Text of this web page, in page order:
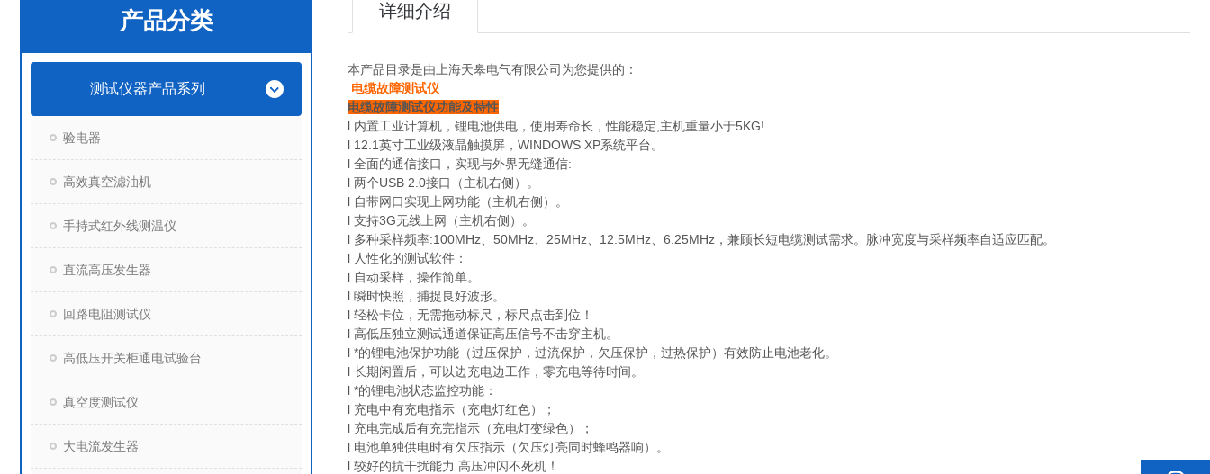
产品分类
测试仪器产品系列
验电器
高效真空滤油机
手持式红外线测温仪
直流高压发生器
回路电阻测试仪
高低压开关柜通电试验台
真空度测试仪
大电流发生器
详细介绍
本产品目录是由上海天皋电气有限公司为您提供的：
电缆故障测试仪
电缆故障测试仪功能及特性
l 内置工业计算机，锂电池供电，使用寿命长，性能稳定,主机重量小于5KG!
l 12.1英寸工业级液晶触摸屏，WINDOWS XP系统平台。
l 全面的通信接口，实现与外界无缝通信:
l 两个USB 2.0接口（主机右侧）。
l 自带网口实现上网功能（主机右侧）。
l 支持3G无线上网（主机右侧）。
l 多种采样频率:100MHz、50MHz、25MHz、12.5MHz、6.25MHz，兼顾长短电缆测试需求。脉冲宽度与采样频率自适应匹配。
l 人性化的测试软件：
l 自动采样，操作简单。
l 瞬时快照，捕捉良好波形。
l 轻松卡位，无需拖动标尺，标尺点击到位！
l 高低压独立测试通道保证高压信号不击穿主机。
l *的锂电池保护功能（过压保护，过流保护，欠压保护，过热保护）有效防止电池老化。
l 长期闲置后，可以边充电边工作，零充电等待时间。
l *的锂电池状态监控功能：
l 充电中有充电指示（充电灯红色）；
l 充电完成后有充完指示（充电灯变绿色）；
l 电池单独供电时有欠压指示（欠压灯亮同时蜂鸣器响）。
l 较好的抗干扰能力 高压冲闪不死机！